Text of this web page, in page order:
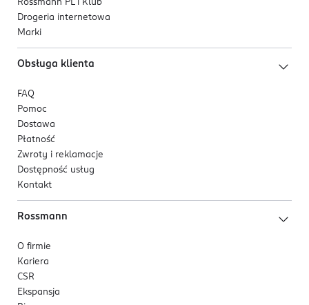
Rossmann PL i Klub
Drogeria internetowa
Marki
Obsługa klienta
FAQ
Pomoc
Dostawa
Płatność
Zwroty i reklamacje
Dostępność usług
Kontakt
Rossmann
O firmie
Kariera
CSR
Ekspansja